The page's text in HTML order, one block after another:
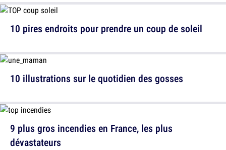
10 pires endroits pour prendre un coup de soleil
9 plus gros incendies en France, les plus
dévastateurs
10 illustrations sur le quotidien des gosses